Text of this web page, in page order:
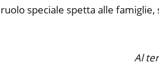
speciale spetta alle
Al